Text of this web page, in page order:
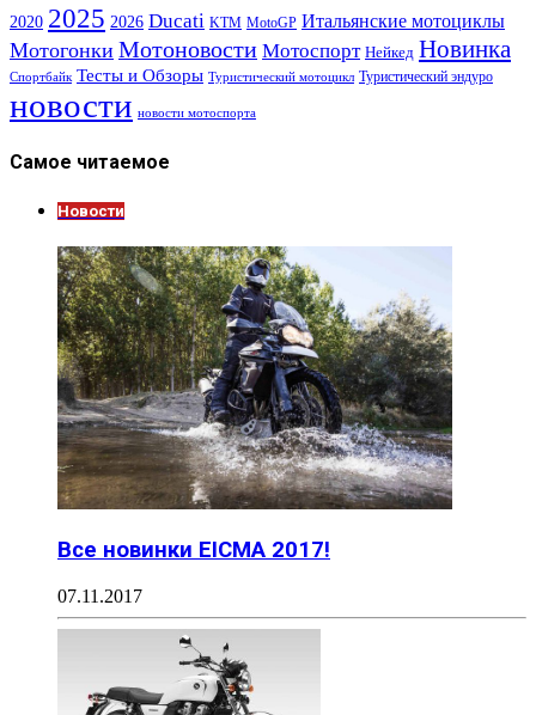
2020 2025 2026 Ducati KTM MotoGP Итальянские мотоциклы
Мотогонки Мотоновости Мотоспорт Нейкед Новинка
Спортбайк Тесты и Обзоры Туристический мотоцикл Туристический эндуро
новости новости мотоспорта
Самое читаемое
Новости
Все новинки EICMA 2017!
07.11.2017